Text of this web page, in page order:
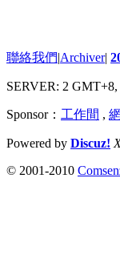
聯絡我們|Archiver|
SERVER: 2
Sponsor： 工作間 ,
Powered by Discuz!
© 2001-2010